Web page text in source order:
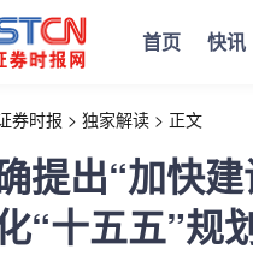
首页 快讯
券时报 > 独家解读 > 正文
提出“加快
“十五五”规